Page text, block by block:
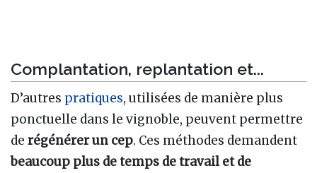
Complantation, replantation et...
D’autres pratiques, utilisées de manière plus
ponctuelle dans le vignoble, peuvent permettre
de régénérer un cep. Ces méthodes demandent
beaucoup plus de temps de travail et de